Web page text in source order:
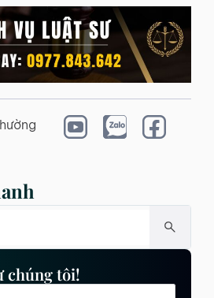
chúng tôi!